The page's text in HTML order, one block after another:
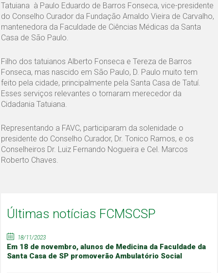
Tatuiana à Paulo Eduardo de Barros Fonseca, vice-presidente
do Conselho Curador da Fundação Arnaldo Vieira de Carvalho,
mantenedora da Faculdade de Ciências Médicas da Santa
Casa de São Paulo.
Filho dos tatuianos Alberto Fonseca e Tereza de Barros
Fonseca, mas nascido em São Paulo, D. Paulo muito tem
feito pela cidade, principalmente pela Santa Casa de Tatuí.
Esses serviços relevantes o tornaram merecedor da
Cidadania Tatuiana.
Representando a FAVC, participaram da solenidade o
presidente do Conselho Curador, Dr. Tonico Ramos, e os
Conselheiros Dr. Luiz Fernando Nogueira e Cel. Marcos
Roberto Chaves.
Últimas notícias FCMSCSP
18/11/2023
Em 18 de novembro, alunos de Medicina da Faculdade da
Santa Casa de SP promoverão Ambulatório Social